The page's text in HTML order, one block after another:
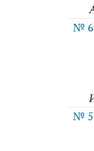
№ 6
№ 5